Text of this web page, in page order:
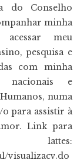
do Conselho
minha
meu
pesquisa e
com minha
nacionais e
numa
para assistir à
Link para
visualizacv.do